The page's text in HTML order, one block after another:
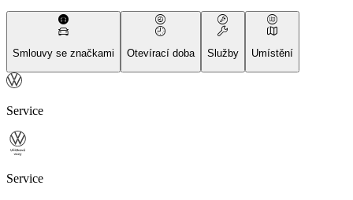
Smlouvy se značkami Otevírací doba Služby Umístění
Service
Service